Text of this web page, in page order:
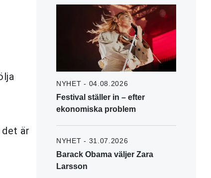
det är
NYHET - 04.08.2026
Festival ställer in – efter
ekonomiska problem
NYHET - 31.07.2026
Barack Obama väljer Zara
Larsson